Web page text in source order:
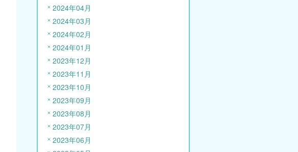
2024年04月
2024年03月
2024年02月
2024年01月
2023年12月
2023年11月
2023年10月
2023年09月
2023年08月
2023年07月
2023年06月